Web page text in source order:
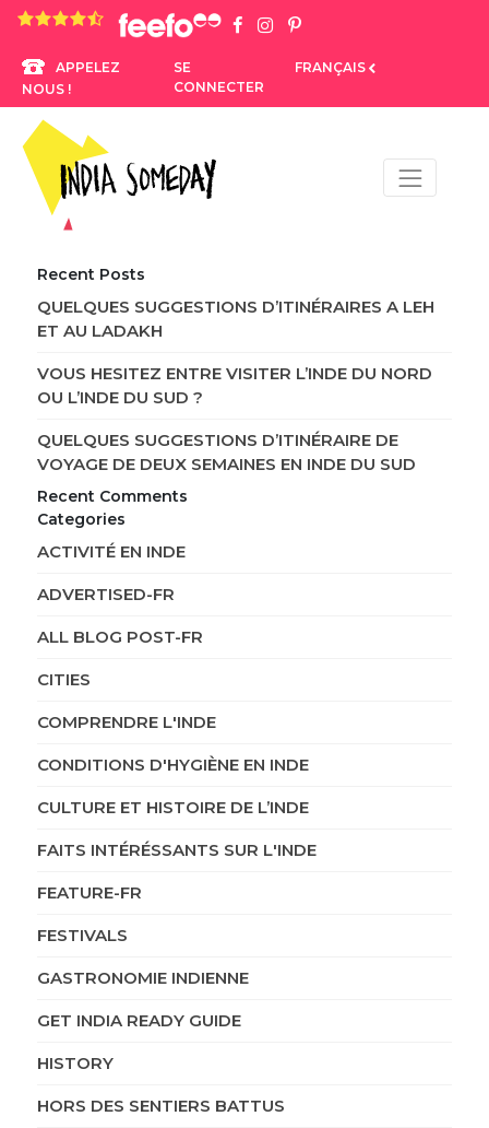
4.8 rating based on 1,234 ratings
APPELEZ
NOUS !
SE
CONNECTER
FRANÇAIS
Recent Posts
QUELQUES SUGGESTIONS D’ITINÉRAIRES A LEH
ET AU LADAKH
VOUS HESITEZ ENTRE VISITER L’INDE DU NORD
OU L’INDE DU SUD ?
QUELQUES SUGGESTIONS D’ITINÉRAIRE DE
VOYAGE DE DEUX SEMAINES EN INDE DU SUD
Recent Comments
Categories
ACTIVITÉ EN INDE
ADVERTISED-FR
ALL BLOG POST-FR
CITIES
COMPRENDRE L'INDE
CONDITIONS D'HYGIÈNE EN INDE
CULTURE ET HISTOIRE DE L’INDE
FAITS INTÉRÉSSANTS SUR L'INDE
FEATURE-FR
FESTIVALS
GASTRONOMIE INDIENNE
GET INDIA READY GUIDE
HISTORY
HORS DES SENTIERS BATTUS